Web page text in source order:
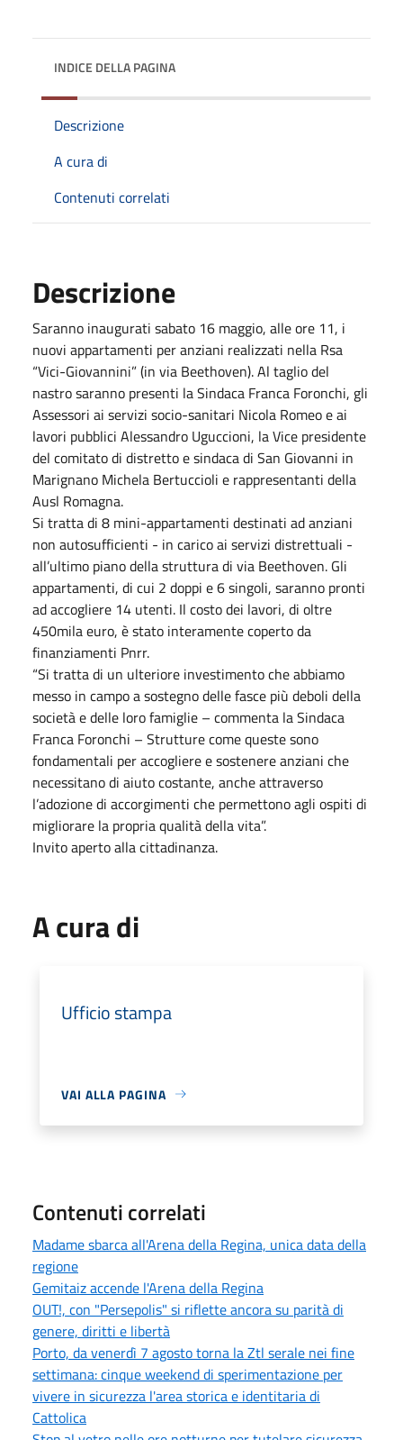
INDICE DELLA PAGINA
Descrizione
A cura di
Contenuti correlati
Descrizione
Saranno inaugurati sabato 16 maggio, alle ore 11, i
nuovi appartamenti per anziani realizzati nella Rsa
“Vici-Giovannini” (in via Beethoven). Al taglio del
nastro saranno presenti la Sindaca Franca Foronchi, gli
Assessori ai servizi socio-sanitari Nicola Romeo e ai
lavori pubblici Alessandro Uguccioni, la Vice presidente
del comitato di distretto e sindaca di San Giovanni in
Marignano Michela Bertuccioli e rappresentanti della
Ausl Romagna.
Si tratta di 8 mini-appartamenti destinati ad anziani
non autosufficienti - in carico ai servizi distrettuali -
all’ultimo piano della struttura di via Beethoven. Gli
appartamenti, di cui 2 doppi e 6 singoli, saranno pronti
ad accogliere 14 utenti. Il costo dei lavori, di oltre
450mila euro, è stato interamente coperto da
finanziamenti Pnrr.
“Si tratta di un ulteriore investimento che abbiamo
messo in campo a sostegno delle fasce più deboli della
società e delle loro famiglie – commenta la Sindaca
Franca Foronchi – Strutture come queste sono
fondamentali per accogliere e sostenere anziani che
necessitano di aiuto costante, anche attraverso
l’adozione di accorgimenti che permettono agli ospiti di
migliorare la propria qualità della vita”.
Invito aperto alla cittadinanza.
A cura di
Ufficio stampa
VAI ALLA PAGINA
Contenuti correlati
Madame sbarca all'Arena della Regina, unica data della
regione
Gemitaiz accende l'Arena della Regina
OUT!, con "Persepolis" si riflette ancora su parità di
genere, diritti e libertà
Porto, da venerdì 7 agosto torna la Ztl serale nei fine
settimana: cinque weekend di sperimentazione per
vivere in sicurezza l'area storica e identitaria di
Cattolica